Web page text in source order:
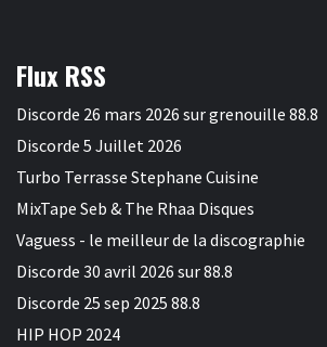
Flux RSS
Discorde 26 mars 2026 sur grenouille 88.8
Discorde 5 Juillet 2026
Turbo Terrasse Stephane Cuisine
MixTape Seb & The Rhaa Disques
Vaguess - le meilleur de la discographie
Discorde 30 avril 2026 sur 88.8
Discorde 25 sep 2025 88.8
HIP HOP 2024